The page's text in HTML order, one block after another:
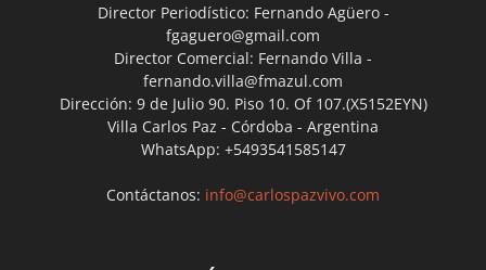
Director Periodístico: Fernando Agüero -
fgaguero@gmail.com
Director Comercial: Fernando Villa -
fernando.villa@fmazul.com
Dirección: 9 de Julio 90. Piso 10. Of 107.(X5152EYN)
Villa Carlos Paz - Córdoba - Argentina
WhatsApp: +5493541585147
Contáctanos: info@carlospazvivo.com